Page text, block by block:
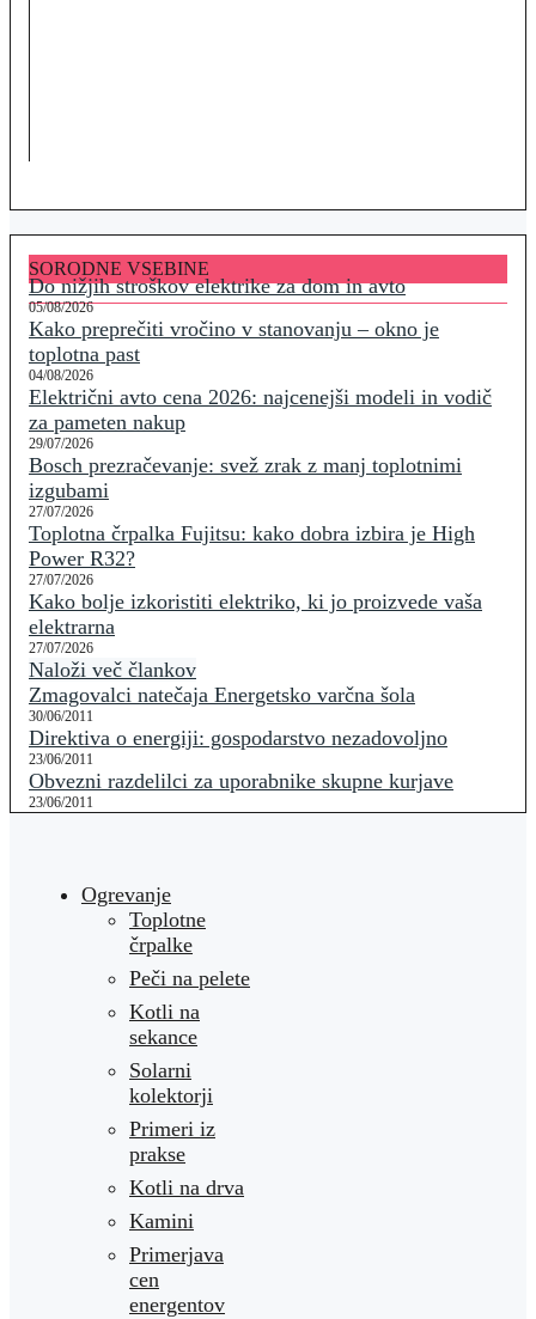
SORODNE VSEBINE
Do nižjih stroškov elektrike za dom in avto
05/08/2026
Kako preprečiti vročino v stanovanju – okno je
toplotna past
04/08/2026
Električni avto cena 2026: najcenejši modeli in vodič
za pameten nakup
29/07/2026
Bosch prezračevanje: svež zrak z manj toplotnimi
izgubami
27/07/2026
Toplotna črpalka Fujitsu: kako dobra izbira je High
Power R32?
27/07/2026
Kako bolje izkoristiti elektriko, ki jo proizvede vaša
elektrarna
27/07/2026
Naloži več člankov
Zmagovalci natečaja Energetsko varčna šola
30/06/2011
Direktiva o energiji: gospodarstvo nezadovoljno
23/06/2011
Obvezni razdelilci za uporabnike skupne kurjave
23/06/2011
Ogrevanje
Toplotne
črpalke
Peči na pelete
Kotli na
sekance
Solarni
kolektorji
Primeri iz
prakse
Kotli na drva
Kamini
Primerjava
cen
energentov